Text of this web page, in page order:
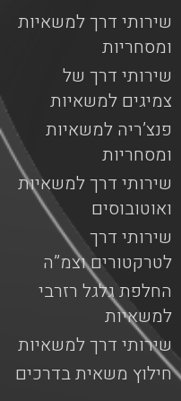
שירותי דרך למשאיות
ומסחריות
שירותי דרך של
צמיגים למשאיות
פנצ’ריה למשאיות
ומסחריות
שירותי דרך למשאיות
ואוטובוסים
שירותי דרך
לטרקטורים וצמ”ה
החלפת גלגל רזרבי
למשאיות
שירותי דרך למשאיות
חילוץ משאית בדרכים